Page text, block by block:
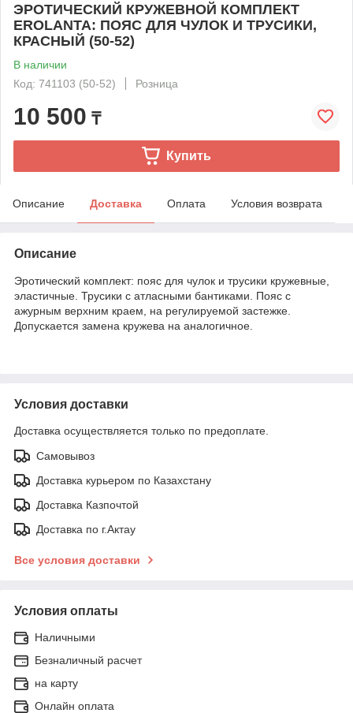
ЭРОТИЧЕСКИЙ КРУЖЕВНОЙ КОМПЛЕКТ
EROLANTA: ПОЯС ДЛЯ ЧУЛОК И ТРУСИКИ,
КРАСНЫЙ (50-52)
В наличии
Код: 741103 (50-52)
Розница
10 500 ₸
Купить
Описание Доставка Оплата Условия возврата
Описание
Эротический комплект: пояс для чулок и трусики кружевные,
эластичные. Трусики с атласными бантиками. Пояс с
ажурным верхним краем, на регулируемой застежке.
Допускается замена кружева на аналогичное.
Условия доставки
Доставка осуществляется только по предоплате.
Самовывоз
Доставка курьером по Казахстану
Доставка Казпочтой
Доставка по г.Актау
Все условия доставки
Условия оплаты
Наличными
Безналичный расчет
на карту
Онлайн оплата